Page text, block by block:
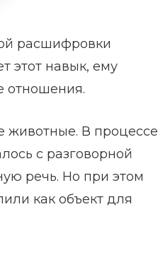
расшифровки
этот навык, ему
отношения.
В процессе
с разговорной
речь. Но при этом
как объект для